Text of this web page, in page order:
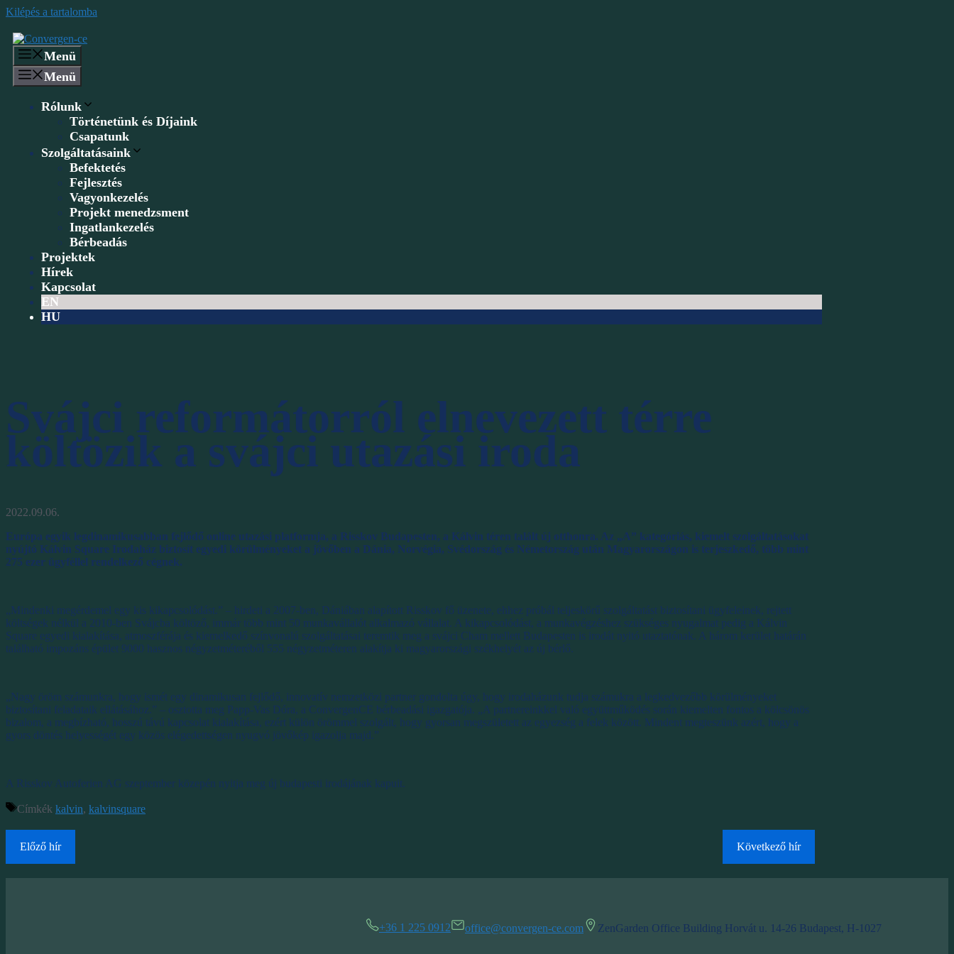
Kilépés a tartalomba
Menü
Menü
Rólunk
Történetünk és Díjaink
Csapatunk
Szolgáltatásaink
Befektetés
Fejlesztés
Vagyonkezelés
Projekt menedzsment
Ingatlankezelés
Bérbeadás
Projektek
Hírek
Kapcsolat
EN
HU
Svájci reformátorról elnevezett térre
költözik a svájci utazási iroda
2022.09.06.
Európa egyik legdinamikusabban fejlődő online utazási platformja, a Risskov Budapesten, a Kálvin téren talált új otthonra. Az „A” kategóriás, kiemelt szolgáltatásokat
nyújtó Kálvin Square Irodaház biztosít egyedi körülményeket a jövőben a Dánia, Norvégia, Svédország és Németország után Magyarországon is terjeszkedő, több mint
275 ezer ügyféllel rendelkező cégnek.
„Mindenki megérdemel egy kis kikapcsolódást.” – hirdeti a 2007-ben, Dániában alapított Risskov fő üzenete, ehhez próbál teljeskörű szolgáltatást biztosítani ügyfeleinek, rejtett
költségek nélkül a 2010-ben Svájcba költöző, immár több mint 50 munkavállalót alkalmazó vállalat. A kikapcsolódást, a munkavégzéshez szükséges nyugalmat pedig a Kálvin
Square egyedi kialakítása, atmoszférája és kiemelkedő színvonalú szolgáltatásai teremtik meg a svájci Cham mellett Budapesten is irodát nyitó utaztatónak. A három kerület határán
található impozáns épület 9000 hasznos négyzetméteréből 555 négyzetméteren alakítja ki magyarországi székhelyét az új bérlő.
„Nagy öröm számunkra, hogy ismét egy dinamikusan fejlődő, innovatív nemzetközi partner gondolta úgy, hogy irodaházunk tudja számukra a legkedvezőbb körülményeket
biztosítani feladataik ellátásához.” – osztotta meg Papp-Vas Dóra, a ConvergenCE bérbeadási igazgatója. „A partnereinkkel való együttműködés során kiemelten fontos a kölcsönös
bizalom, a megbízható, hosszú távú kapcsolat kialakítása, ezért külön örömmel szolgált, hogy gyorsan megszületett az egyezség a felek között. Mindent megteszünk azért, hogy a
gyors döntés helyességét egy közös elégedettségen nyugvó jövőkép igazolja majd.”
A Risskov Autoferien AG szeptember közepén nyitja meg új budapesti irodájának kapuit.
Címkék kalvin, kalvinsquare
Előző hír Következő hír
+36 1 225 0912 office@convergen-ce.com ZenGarden Office Building Horvát u. 14-26 Budapest, H-1027